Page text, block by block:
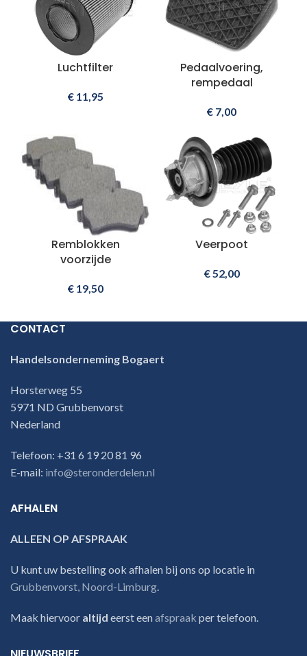
Luchtfilter
€11,95
Pedaalvoering,
rempedaal
€ 7,00
Remblokken
voorzijde
€19,50
Veerpoot
€52,00
CONTACT
Handelsonderneming Bogaert
Horsterweg 55
5971 ND Grubbenvorst
Nederland
Telefoon: +31 6 19 20 81 96
E-mail: info@steronderdelen.nl
AFHALEN
ALLEEN OP AFSPRAAK
U kunt uw bestelling ook afhalen bij ons op locatie in
Grubbenvorst, Noord-Limburg.
Maak hiervoor altijd eerst eenafspraak per telefoon.